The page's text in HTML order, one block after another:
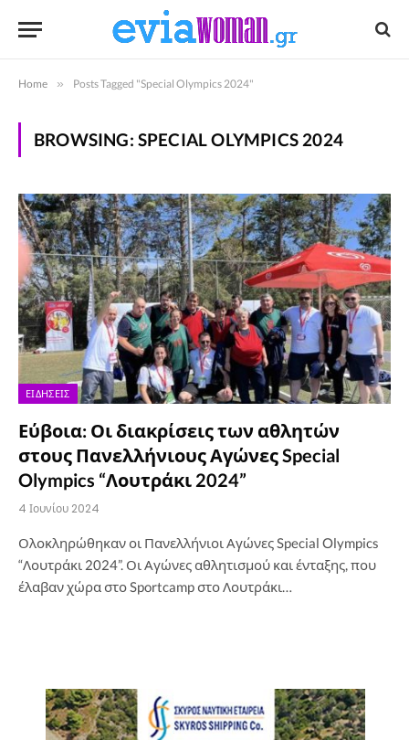
Home » Posts Tagged "Special Olympics 2024"
BROWSING: SPECIAL OLYMPICS 2024
ΕΙΔΉΣΕΙΣ
Εύβοια: Οι διακρίσεις των αθλητών
στους Πανελλήνιους Αγώνες Special
Olympics “Λουτράκι 2024”
4 Ιουνίου 2024
Ολοκληρώθηκαν οι Πανελλήνιοι Αγώνες Special Olympics
“Λουτράκι 2024”. Οι Αγώνες αθλητισμού και ένταξης, που
έλαβαν χώρα στο Sportcamp στο Λουτράκι…